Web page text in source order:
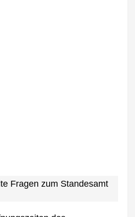
Fragen zum Standesamt